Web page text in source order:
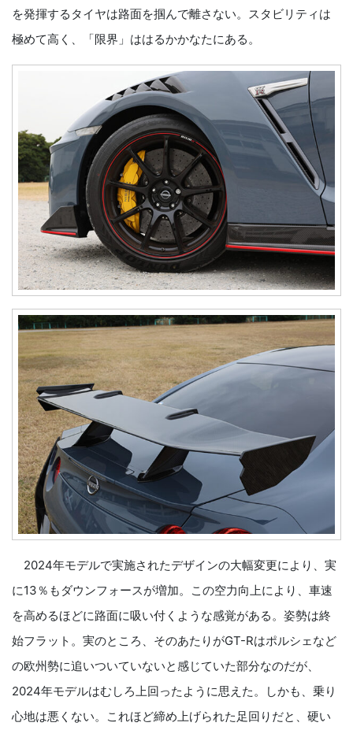
を発揮するタイヤは路面を掴んで離さない。スタビリティは
極めて高く、「限界」ははるかかなたにある。
2024年モデルで実施されたデザインの大幅変更により、実
に13％もダウンフォースが増加。この空力向上により、車速
を高めるほどに路面に吸い付くような感覚がある。姿勢は終
始フラット。実のところ、そのあたりがGT-Rはポルシェなど
の欧州勢に追いついていないと感じていた部分なのだが、
2024年モデルはむしろ上回ったように思えた。しかも、乗り
心地は悪くない。これほど締め上げられた足回りだと、硬い